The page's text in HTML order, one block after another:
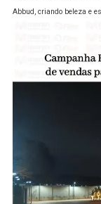
Abbud, criando beleza e